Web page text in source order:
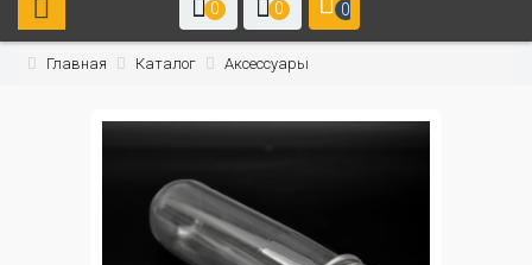
0 0 0
Главная Каталог Аксессуары